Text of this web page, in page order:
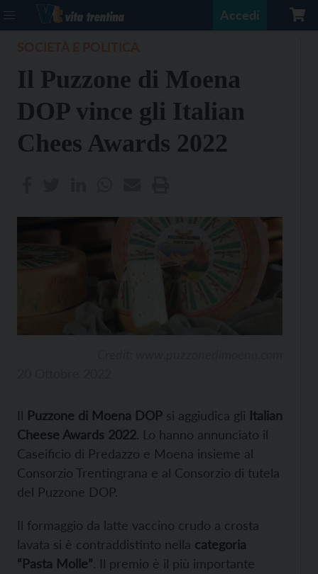
Accedi
Il Puzzone di Moena
DOP vince gli Italian
Chees Awards 2022
Il Puzzone di Moena DOP si aggiudica gli Italian
Cheese Awards 2022. Lo hanno annunciato il
Caseificio di Predazzo e Moena insieme al
Consorzio Trentingrana e al Consorzio di tutela
del Puzzone DOP.
Il formaggio da latte vaccino crudo a crosta
lavata si è contraddistinto nella categoria
“Pasta Molle”. Il premio è il più importante